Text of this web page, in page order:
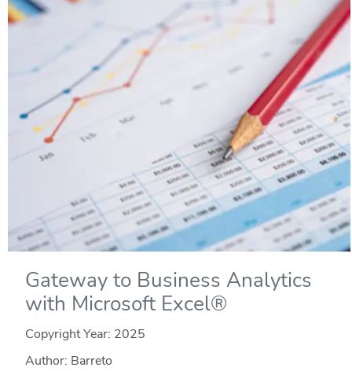
Gateway to Business Analytics
with Microsoft Excel®
Copyright Year: 2025
Author: Barreto